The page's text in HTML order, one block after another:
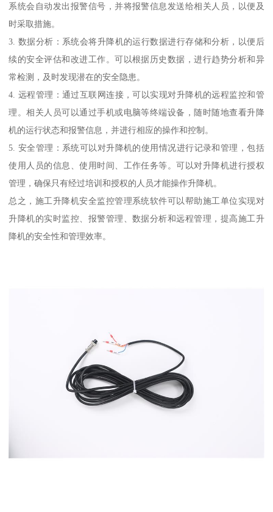
系统会自动发出报警信号，并将报警信息发送给相关人员，以便及
时采取措施。
3. 数据分析：系统会将升降机的运行数据进行存储和分析，以便后
续的安全评估和改进工作。可以根据历史数据，进行趋势分析和异
常检测，及时发现潜在的安全隐患。
4. 远程管理：通过互联网连接，可以实现对升降机的远程监控和管
理。相关人员可以通过手机或电脑等终端设备，随时随地查看升降
机的运行状态和报警信息，并进行相应的操作和控制。
5. 安全管理：系统可以对升降机的使用情况进行记录和管理，包括
使用人员的信息、使用时间、工作任务等。可以对升降机进行授权
管理，确保只有经过培训和授权的人员才能操作升降机。
总之，施工升降机安全监控管理系统软件可以帮助施工单位实现对
升降机的实时监控、报警管理、数据分析和远程管理，提高施工升
降机的安全性和管理效率。